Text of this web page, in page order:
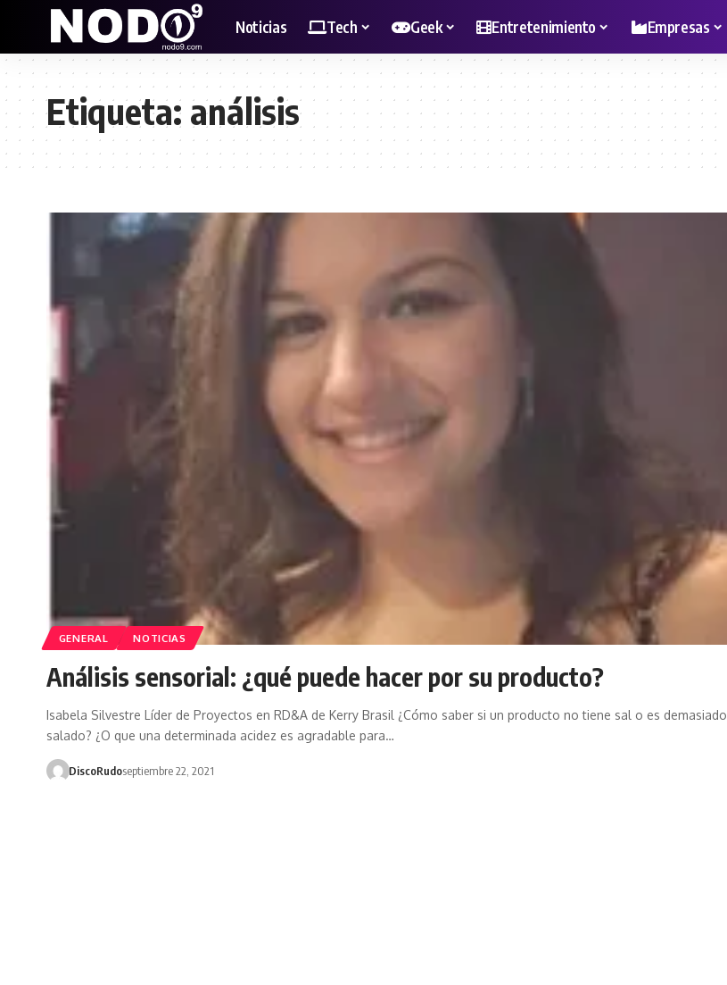
Noticias Tech Geek Entretenimiento Empresas
Etiqueta: análisis
GENERAL NOTICIAS
Análisis sensorial: ¿qué puede hacer por su producto?
Isabela Silvestre Líder de Proyectos en RD&A de Kerry Brasil ¿Cómo saber si un producto no tiene sal o es demasiado
salado? ¿O que una determinada acidez es agradable para…
DiscoRudoseptiembre 22, 2021